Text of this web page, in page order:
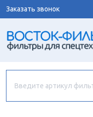
Заказать звонок